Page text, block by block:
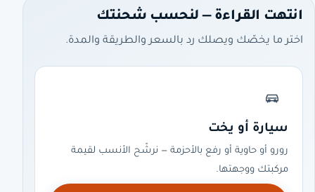
انتهت القراءة — لنحسب شحنتك
اختر ما يخصّك ويصلك رد بالسعر والطريقة والمدة.
سيارة أو يخت
رورو أو حاوية أو رفع بالأحزمة — نرشّح الأنسب لقيمة
مركبتك ووجهتها.